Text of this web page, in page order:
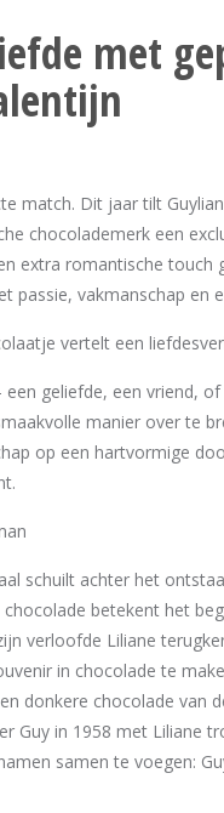
met
match. Dit jaar tilt
chocolademerk een
extra romantische touch
passie, vakmanschap en
vertelt een
geliefde, een vriend,
manier over te
op een hartvormige
schuilt achter het
betekent het
verloofde Liliane
in chocolade te
donkere chocolade van
Guy in 1958 met Liliane
samen te voegen: